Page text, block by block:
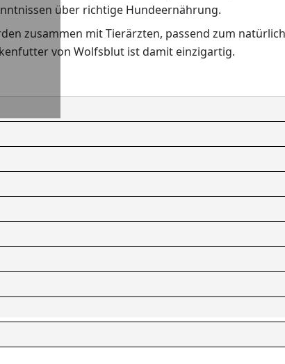
über richtige Hundeernährung.
zusammen mit Tierärzten, passend zum
von Wolfsblut ist damit einzigartig.